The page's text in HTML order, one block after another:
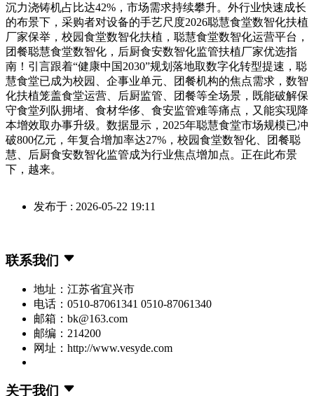
沉力浇铸机占比达42%，市场需求持续攀升。外行业快速成长
的布景下，采购者对设备的手艺尺度2026聪慧食堂数智化扶植
厂家保举，校园食堂数智化扶植，聪慧食堂数智化运营平台，
团餐聪慧食堂数智化，后厨食安数智化监管扶植厂家优选指
南！引言跟着“健康中国2030”规划落地取数字化转型提速，聪
慧食堂已成为校园、企事业单元、团餐机构的焦点需求，数智
化扶植笼盖食堂运营、后厨监管、团餐等全场景，既能破解保
守食堂列队拥堵、食材华侈、食安监管难等痛点，又能实现降
本增效取办事升级。数据显示，2025年聪慧食堂市场规模已冲
破800亿元，年复合增加率达27%，校园食堂数智化、团餐聪
慧、后厨食安数智化监管成为行业焦点增加点。正在此布景
下，越来。
发布于 : 2026-05-22 19:11
联系我们
地址：江苏省宜兴市
电话：0510-87061341 0510-87061340
邮箱：bk@163.com
邮编：214200
网址：http://www.vesyde.com
关于我们